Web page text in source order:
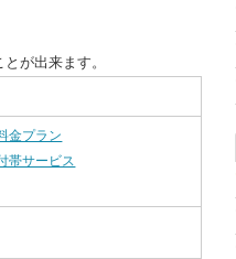
が出来ます。
金プラン
帯サービス